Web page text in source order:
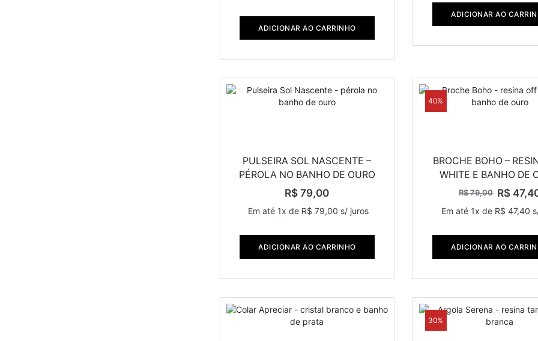
ADICIONAR AO CARRINHO
ADICIONAR AO
PULSEIRA SOL NASCENTE –
PÉROLA NO BANHO DE OURO
R$79,00
Em até 1x de R$ 79,00 s/ juros
ADICIONAR AO CARRINHO
40%
BROCHE BOHO –
WHITE E BANHO DE
R$79,00 R$
Em até 1x de R$ 47,40
ADICIONAR AO
30%